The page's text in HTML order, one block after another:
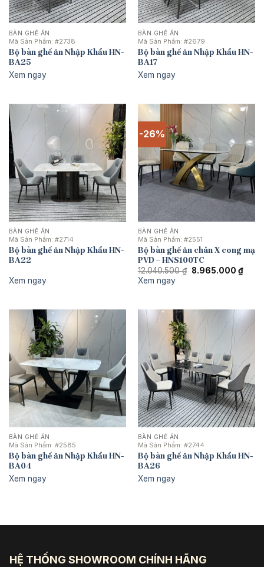
BÀN GHẾ ĂN
Mã Sản Phẩm: #2738
Bộ bàn ghế ăn Nhập Khẩu HN-
BA25
Xem ngay
BÀN GHẾ ĂN
Mã Sản Phẩm: #2679
Bộ bàn ghế ăn Nhập Khẩu HN-
BA17
Xem ngay
BÀN GHẾ ĂN
Mã Sản Phẩm: #2714
Bộ bàn ghế ăn Nhập Khẩu HN-
BA22
Xem ngay
-26%
BÀN GHẾ ĂN
Mã Sản Phẩm: #2551
Bộ bàn ghế ăn chân X cong mạ
PVD – HNS100TC
12.040.500₫ Giá
8.965.000 ₫Giá
hiện
Xem ngay
BÀN GHẾ ĂN
Mã Sản Phẩm: #2585
Bộ bàn ghế ăn Nhập Khẩu HN-
BA04
Xem ngay
BÀN GHẾ ĂN
Mã Sản Phẩm: #2744
Bộ bàn ghế ăn Nhập Khẩu HN-
BA26
Xem ngay
HỆ THỐNG SHOWROOM CHÍNH HÃNG